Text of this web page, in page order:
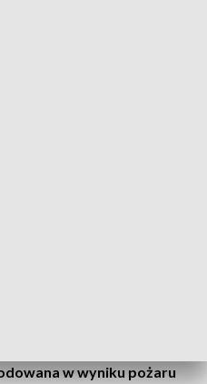
w wyniku pożaru